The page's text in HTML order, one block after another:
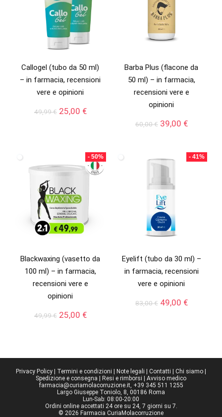
Callogel (tubo da 50 ml)
– in farmacia, recensioni
vere e opinioni
49,99€ Il
49,99 €.
25,00 €Il
25,00 €.
Barba Plus (flacone da
50 ml) – in farmacia,
recensioni vere e
opinioni
60,00€ Il
60,00 €.
39,00 €Il
è:
39,00 €.
- 50%
Blackwaxing (vasetto da
100 ml) – in farmacia,
recensioni vere e
opinioni
49,99€ Il
25,00 €Il
- 41%
Eyelift (tubo da 30 ml) –
in farmacia, recensioni
vere e opinioni
83,00€ Il
49,00 €Il
Privacy Policy Termini e condizioni Note legali Contatti Chi siamo
Spedizione e consegna
Resi e rimborsi
Avviso medico
farmacia@curiamolacorruzione.it, +39 345 511 1255
Largo Giuseppe Toniolo, 8, 00186 Roma
Lun-Sab: 08:00-20:00
Ordini online accettati 24 ore su 24, 7 giorni su 7.
© 2026 Farmacia CuriaMolacorruzione